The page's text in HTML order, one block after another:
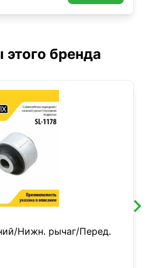
бренда
Нижн. рычаг/Перед.